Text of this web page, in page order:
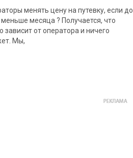
менять цену на путевку, если до
месяца ? Получается, что
зависит от оператора и ничего
Мы,